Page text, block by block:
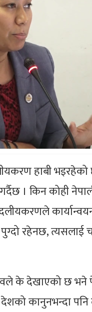
हाबी भइरहेको
। किन कोही
दलीयकरणले
रहेनछ, त्यसलाई
के देखाएको छ भने
देशको कानुनभन्दा